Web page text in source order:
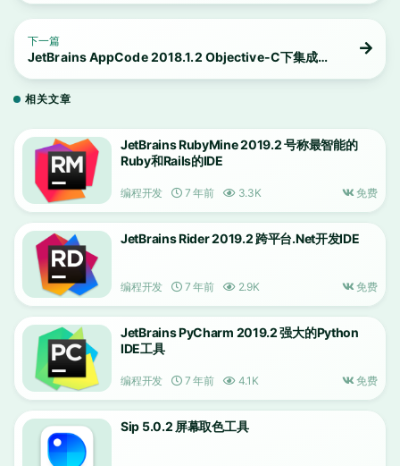
下一篇
JetBrains AppCode 2018.1.2 Objective-C下集成开
相关文章
JetBrains RubyMine 2019.2 号称最智能的
Ruby和Rails的IDE
编程开发 7 年前 3.3K 免费
JetBrains Rider 2019.2 跨平台.Net开发IDE
编程开发 7 年前 2.9K 免费
JetBrains PyCharm 2019.2 强大的Python
IDE工具
编程开发 7 年前 4.1K 免费
Sip 5.0.2 屏幕取色工具